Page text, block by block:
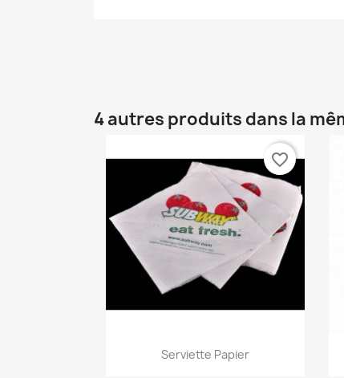
4 autres produits dans la
Aperçu rapide
Serviette Papier
favorite_border